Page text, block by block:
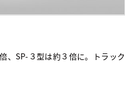
、SP-３型は約３倍に。トラック